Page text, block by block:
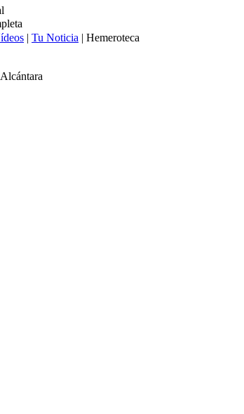
| Tu Noticia | Hemeroteca